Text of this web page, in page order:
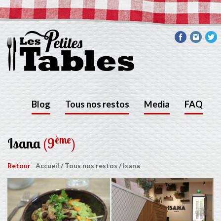
Blog Tous nos restos Media FAQ
Isana (9ème)
Retour Accueil /Tous nos restos /Isana